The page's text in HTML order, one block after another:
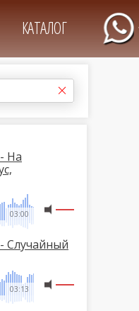
КАТАЛОГ
На
03:00
Случайный
03:13